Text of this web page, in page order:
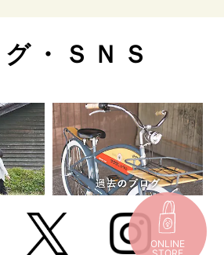
ONLINE
・ＳＮＳ